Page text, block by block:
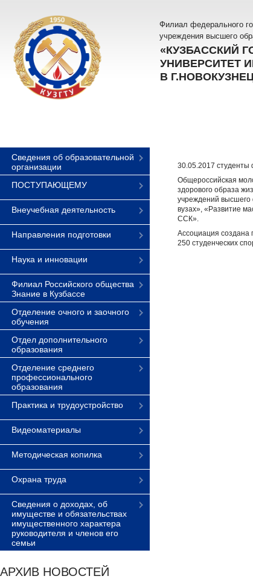
Филиал федерального
учреждения высшего
«КУЗБАССКИЙ
УНИВЕРСИТЕТ
В
Сведения об образовательной
организации
ПОСТУПАЮЩЕМУ
Внеучебная деятельность
Направления подготовки
Наука и инновации
Филиал Российского общества
Знание в Кузбассе
Отделение очного и заочного
обучения
Отдел дополнительного
образования
Отделение среднего
профессионального
образования
Практика и трудоустройство
Видеоматериалы
Методическая копилка
Охрана труда
Сведения о доходах, об
имуществе и обязательствах
имущественного характера
руководителя и членов его
семьи
АРХИВ НОВОСТЕЙ
30.05.2017 студенты
Общероссийская
здорового образа
учреждений
вузах», «Развитие
ССК».
Ассоциация создана
250 студенческих